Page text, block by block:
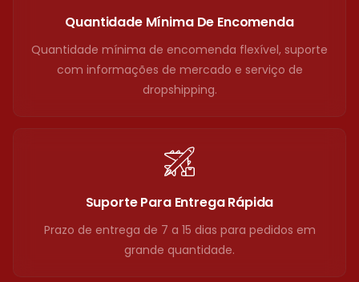
Quantidade Mínima De Encomenda
Quantidade mínima de encomenda flexível, suporte
com informações de mercado e serviço de
dropshipping.
Suporte Para Entrega Rápida
Prazo de entrega de 7 a 15 dias para pedidos em
grande quantidade.